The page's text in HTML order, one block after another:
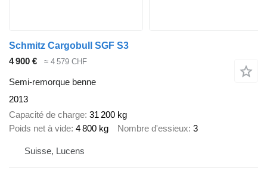
Schmitz Cargobull SGF S3
4 900 €
≈ 4 579 CHF
Semi-remorque benne
2013
Capacité de charge 31 200 kg
Poids net à vide 4 800 kg Nombre d'essieux 3
Suisse, Lucens